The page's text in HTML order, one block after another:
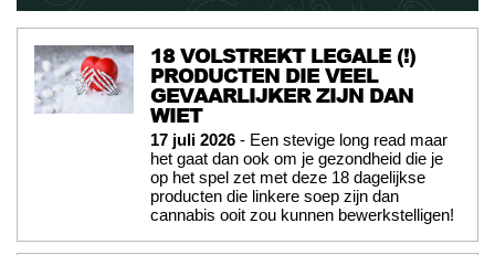
18 VOLSTREKT LEGALE (!)
PRODUCTEN DIE VEEL
GEVAARLIJKER ZIJN DAN
WIET
17 juli 2026 - Een stevige long read maar
het gaat dan ook om je gezondheid die je
op het spel zet met deze 18 dagelijkse
producten die linkere soep zijn dan
cannabis ooit zou kunnen bewerkstelligen!